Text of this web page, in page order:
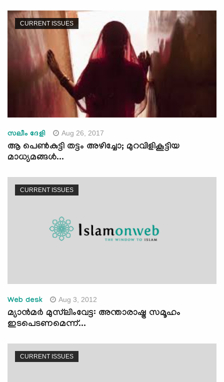
CURRENT ISSUES
സലീം ദേളി Aug 26, 2017
ആ പെണ്‍കുട്ടി തട്ടം അഴിച്ചോ; മുറവിളികൂട്ടിയ
മാധ്യമങ്ങള്‍...
CURRENT ISSUES
Web desk Aug 3, 2012
മ്യാന്‍മര്‍ മുസ്‌ലിംവേട്ട: അന്താരാഷ്ട്ര സമൂഹം
ഇടപെടണമെന്ന്...
CURRENT ISSUES